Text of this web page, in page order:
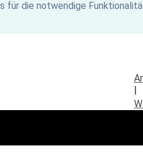
für die notwendige
|